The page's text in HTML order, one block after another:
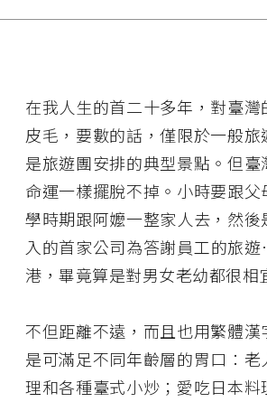
在我人生的首二十多年，對臺灣
皮毛，要數的話，僅限於一般旅
是旅遊團安排的典型景點。但臺
命運一樣擺脫不掉。小時要跟父
學時期跟阿嬤一整家人去，然後
入的首家公司為答謝員工的旅
港，畢竟算是對男女老幼都很相
不但距離不遠，而且也用繁體
是可滿足不同年齡層的胃口：
理和各種臺式小炒；愛吃日本